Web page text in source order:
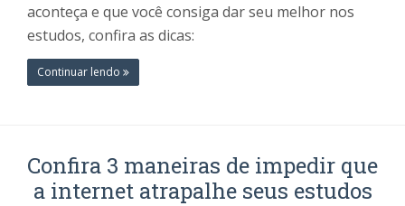
aconteça e que você consiga dar seu melhor nos
estudos, confira as dicas:
Continuar lendo
Confira 3 maneiras de impedir que
a internet atrapalhe seus estudos